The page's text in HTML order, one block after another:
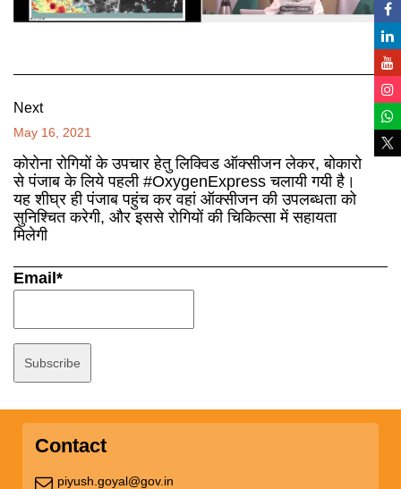
Next
May 16, 2021
कोरोना रोगियों के उपचार हेतु लिक्विड ऑक्सीजन लेकर, बोकारो
से पंजाब के लिये पहली #OxygenExpress चलायी गयी है।
यह शीघ्र ही पंजाब पहुंच कर वहां ऑक्सीजन की उपलब्धता को
सुनिश्चित करेगी, और इससे रोगियों की चिकित्सा में सहायता
मिलेगी
Email*
Contact
piyush.goyal@gov.in